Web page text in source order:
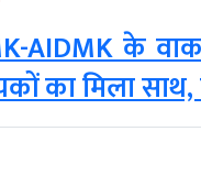
AIDMK के
का मिला साथ,